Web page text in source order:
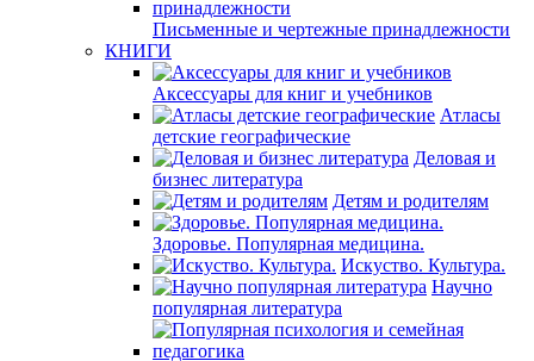
Письменные и чертежные принадлежности
КНИГИ
Аксессуары для книг и учебников
Атласы
детские географические
Деловая и
бизнес литература
Детям и родителям
Здоровье. Популярная медицина.
Искуство. Культура.
Научно
популярная литература